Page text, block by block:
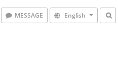
MESSAGE English